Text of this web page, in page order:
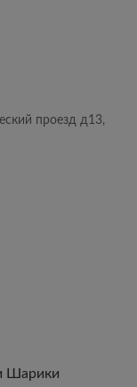
проезд д13,
Шарики